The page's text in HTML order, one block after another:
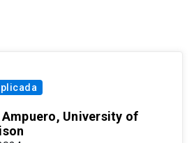
Ampuero, University of